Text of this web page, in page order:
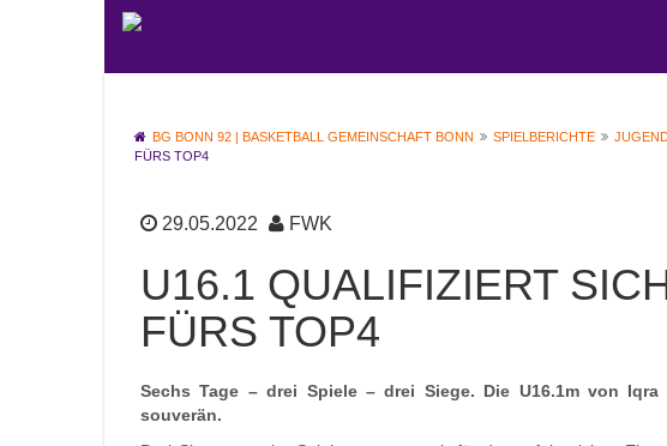
BG BONN 92 | BASKETBALL GEMEINSCHAFT BONN SPIELBERICHTE
FÜRS TOP4
29.05.2022 FWK
U16.1 QUALIFIZIERT
FÜRS TOP4
Sechs Tage – drei Spiele – drei Siege. Die U16.1m von
souverän.